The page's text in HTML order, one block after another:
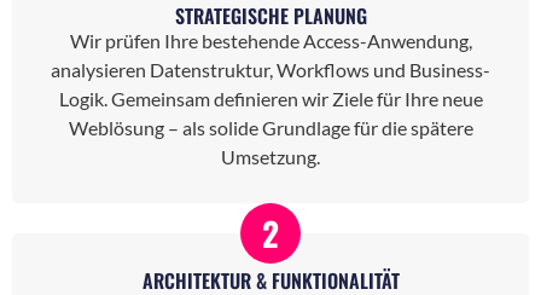
STRATEGISCHE PLANUNG
Wir prüfen Ihre bestehende Access-Anwendung,
analysieren Datenstruktur, Workflows und Business-
Logik. Gemeinsam definieren wir Ziele für Ihre neue
Weblösung – als solide Grundlage für die spätere
Umsetzung.
2
ARCHITEKTUR & FUNKTIONALITÄT